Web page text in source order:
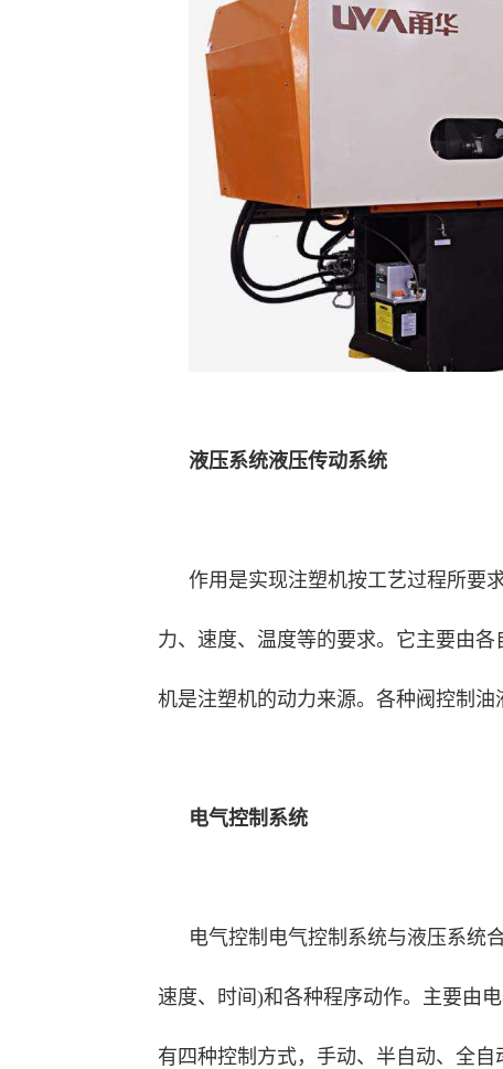
液压系统液压传动系统
作用是实现注塑机按工艺过程所要
力、速度、温度等的要求。它主要由
机是注塑机的动力来源。各种阀控制油
电气控制系统
电气控制电气控制系统与液压系统
速度、时间)和各种程序动作。主要由
有四种控制方式，手动、半自动、全自